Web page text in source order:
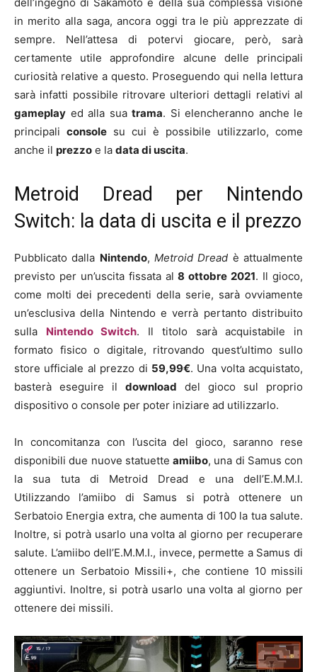
in merito alla saga, ancora oggi tra le più apprezzate di
sempre. Nell’attesa di potervi giocare, però, sarà
certamente utile approfondire alcune delle principali
curiosità relative a questo. Proseguendo qui nella lettura
sarà infatti possibile ritrovare ulteriori dettagli relativi al
gameplay ed alla sua trama. Si elencheranno anche le
principali console su cui è possibile utilizzarlo, come
anche il prezzo e la data di uscita.
Metroid Dread per Nintendo
Switch: la data di uscita e il prezzo
Pubblicato dalla Nintendo, Metroid Dread è attualmente
previsto per un’uscita fissata al8 ottobre 2021. Il gioco,
come molti dei precedenti della serie, sarà ovviamente
un’esclusiva della Nintendo e verrà pertanto distribuito
sulla Nintendo Switch. Il titolo sarà acquistabile in
formato fisico o digitale, ritrovando quest’ultimo sullo
store ufficiale al prezzo di 59,99€. Una volta acquistato,
basterà eseguire ildownload del gioco sul proprio
dispositivo o console per poter iniziare ad utilizzarlo.
In concomitanza con l’uscita del gioco, saranno rese
disponibili due nuove statuette amiibo, una di Samus con
la sua tuta di Metroid Dread e una dell’E.M.M.I.
Utilizzando l’amiibo di Samus si potrà ottenere un
Serbatoio Energia extra, che aumenta di 100 la tua salute.
Inoltre, si potrà usarlo una volta al giorno per recuperare
salute. L’amiibo dell’E.M.M.I., invece, permette a Samus di
ottenere un Serbatoio Missili+, che contiene 10 missili
aggiuntivi. Inoltre, si potrà usarlo una volta al giorno per
ottenere dei missili.